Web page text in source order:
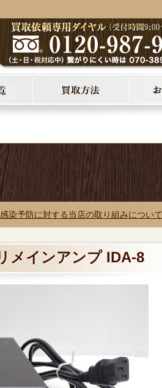
染予防に対する当店の取り組みについて
メインアンプ IDA-8